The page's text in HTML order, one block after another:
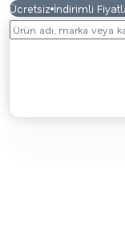
İndirimli Fiyatlar